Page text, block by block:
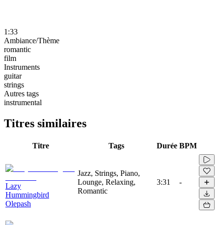
1:33
Ambiance/Thème
romantic
film
Instruments
guitar
strings
Autres tags
instrumental
Titres similaires
Titre Tags Durée BPM
Lazy
Hummingbird
Olepash
Jazz, Strings, Piano,
Lounge, Relaxing,
Romantic
3:31 -